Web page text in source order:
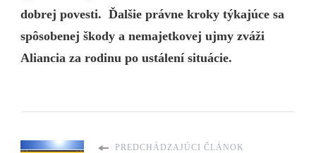
dobrej povesti. Ďalšie právne kroky týkajúce sa
spôsobenej škody a nemajetkovej ujmy zváži
Aliancia za rodinu po ustálení situácie.
PREDCHÁDZAJÚCI ČLÁNOK